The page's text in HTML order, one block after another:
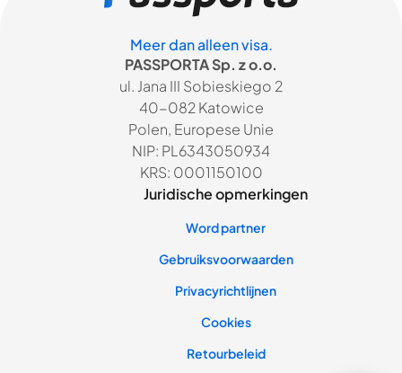
Meer dan alleen visa.
PASSPORTA Sp. z o.o.
ul. Jana III Sobieskiego 2
40-082 Katowice
Polen, Europese Unie
NIP: PL6343050934
KRS: 0001150100
Juridische opmerkingen
Word partner
Gebruiksvoorwaarden
Privacyrichtlijnen
Cookies
Retourbeleid